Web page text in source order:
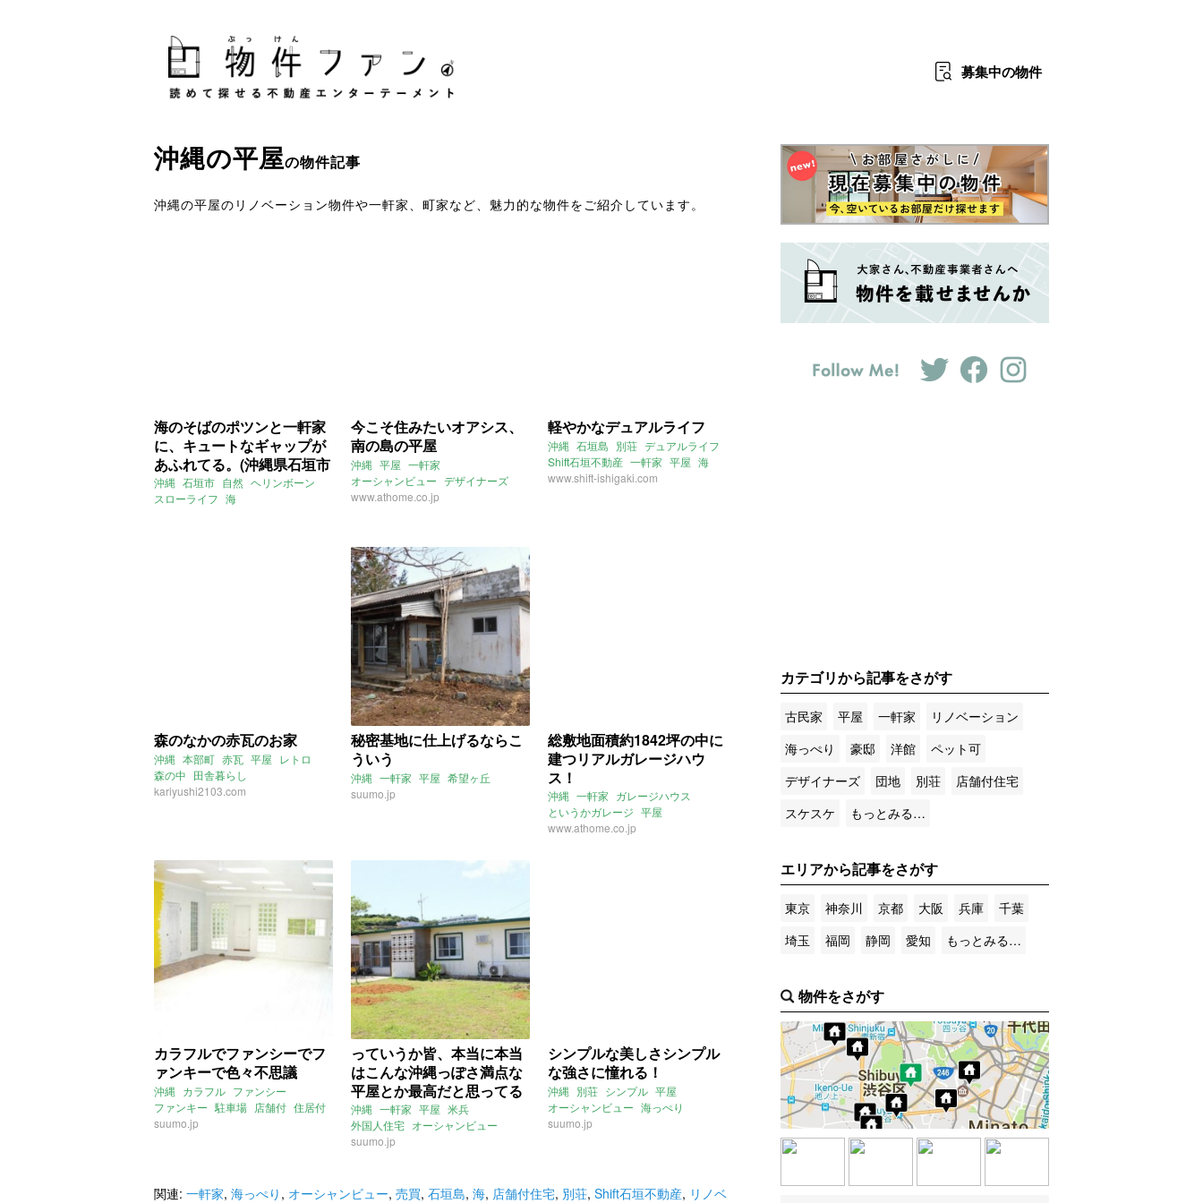
募集中の物件
沖縄の平屋の物件記事
沖縄の平屋のリノベーション物件や一軒家、町家など、魅力的な物件をご紹介しています。
海のそばのポツンと一軒家
に、キュートなギャップが
あふれてる。(沖縄県石垣市
51㎡の売買・賃貸物件)
沖縄 石垣市 自然 ヘリンボーン
スローライフ 海
今こそ住みたいオアシス、
南の島の平屋
沖縄 平屋 一軒家
オーシャンビュー デザイナーズ
スケスケ
www.athome.co.jp
軽やかなデュアルライフ
沖縄 石垣島 別荘 デュアルライフ
Shift石垣不動産 一軒家 平屋 海
二拠点居住 instagram
www.shift-ishigaki.com
森のなかの赤瓦のお家
沖縄 本部町 赤瓦 平屋 レトロ
森の中 田舎暮らし
kariyushi2103.com
秘密基地に仕上げるならこ
ういう
沖縄 一軒家 平屋 希望ヶ丘
suumo.jp
総敷地面積約1842坪の中に
建つリアルガレージハウ
ス！
沖縄 一軒家 ガレージハウス
というかガレージ 平屋
www.athome.co.jp
カラフルでファンシーでフ
ァンキーで色々不思議
沖縄 カラフル ファンシー
ファンキー 駐車場 店舗付 住居付
事務所付
suumo.jp
っていうか皆、本当に本当
はこんな沖縄っぽさ満点な
平屋とか最高だと思ってる
んじゃないすか？
沖縄 一軒家 平屋 米兵
外国人住宅 オーシャンビュー
2017年2月のおすすめ
suumo.jp
シンプルな美しさシンプル
な強さに憧れる！
沖縄 別荘 シンプル 平屋
オーシャンビュー 海っぺり
suumo.jp
関連: 一軒家, 海っぺり , オーシャンビュー, 売買, 石垣島, 海, 店舗付住宅, 別荘, Shift石垣不動産, リノベ
カテゴリから記事をさがす
古民家 平屋 一軒家
リノベーション
海っぺり
豪邸 洋館
ペット可
デザイナーズ
団地 別荘
店舗付住宅
スケスケ
もっとみる…
エリアから記事をさがす
東京 神奈川 京都 大阪 兵庫
千葉
埼玉
福岡 静岡 愛知 もっとみる…
物件をさがす